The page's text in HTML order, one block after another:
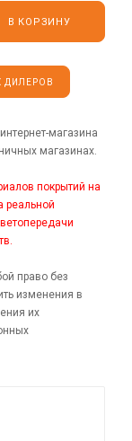
В КОРЗИНУ
ДИЛЕРОВ
магазина
магазинах.
покрытий на
реальной
право без
изменения в
их